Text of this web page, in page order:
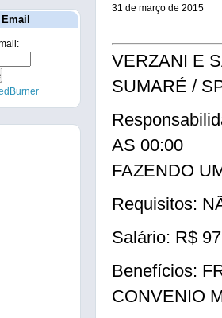
31 de março de 2015
VERZANI E
SUMARÉ /
AS 00:00
FAZENDO
Requisitos:
Salário: R$
Benefícios:
CONVENIO